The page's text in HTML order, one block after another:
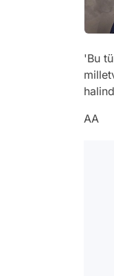
'Bu
AA